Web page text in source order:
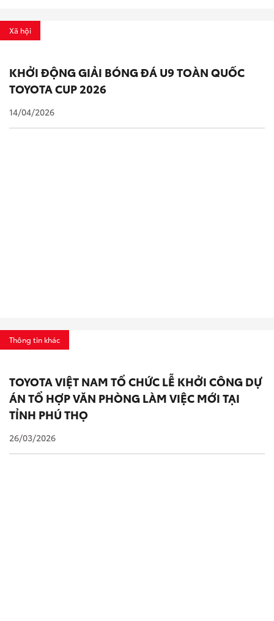
Xã hội
KHỞI ĐỘNG GIẢI BÓNG ĐÁ U9 TOÀN QUỐC
TOYOTA CUP 2026
14/04/2026
Thông tin khác
TOYOTA VIỆT NAM TỔ CHỨC LỄ KHỞI CÔNG DỰ
ÁN TỔ HỢP VĂN PHÒNG LÀM VIỆC MỚI TẠI
TỈNH PHÚ THỌ
26/03/2026